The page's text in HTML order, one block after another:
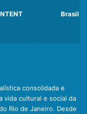
Brasil
consolidada e
vida cultural e social da
Rio de Janeiro. Desde